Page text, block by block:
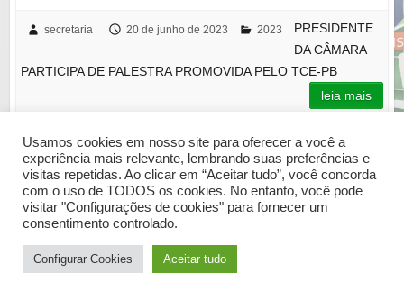
secretaria 20 de junho de 2023 2023
PRESIDENTE
DA CÂMARA
PARTICIPA DE PALESTRA PROMOVIDA PELO TCE-PB
leia mais
Copyright © 2026 Câmara Municipal de Barra de Santana . Tema porColorlib
Desenvolvido em WordPress
Usamos cookies em nosso site para oferecer a você a
experiência mais relevante, lembrando suas preferências e
visitas repetidas. Ao clicar em “Aceitar tudo”, você concorda
com o uso de TODOS os cookies. No entanto, você pode
visitar "Configurações de cookies" para fornecer um
consentimento controlado.
Configurar Cookies Aceitar tudo